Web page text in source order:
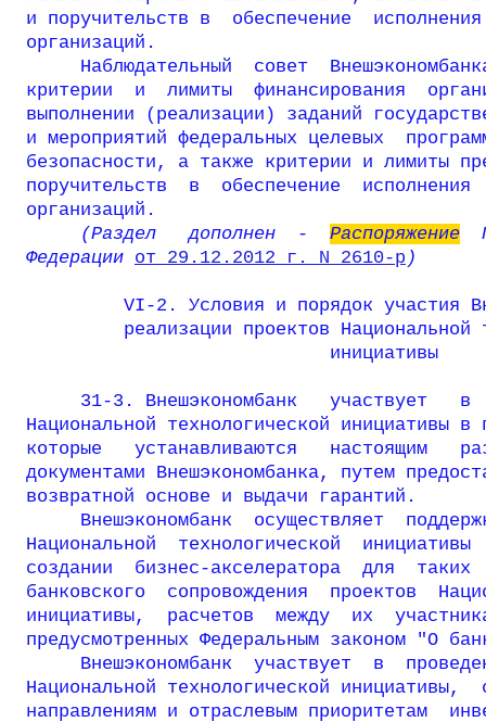
и поручительств в  обеспечение
организаций.
Наблюдательный  совет
критерии  и  лимиты  финансирования
выполнении (реализации) заданий
и мероприятий федеральных целевых
безопасности, а также критерии и лимиты
поручительств  в  обеспечение  исполнения
организаций.
     (Раздел   дополнен  -
Распоряжение
Федерации от 29.12.2012 г. N 2610-р )
VI-2. Условия и порядок участия
реализации проектов Национальной
                            инициативы
31-3. Внешэкономбанк   участвует   в
Национальной технологической инициативы
которые   устанавливаются   настоящим
документами Внешэкономбанка, путем
возвратной основе и выдачи гарантий.
Внешэкономбанк  осуществляет
Национальной  технологической
создании  бизнес-акселератора  для  таких
банковского  сопровождения  проектов
инициативы,  расчетов  между  их
предусмотренных Федеральным законом "О
Внешэкономбанк  участвует  в
Национальной технологической инициативы,
направлениям и отраслевым приоритетам